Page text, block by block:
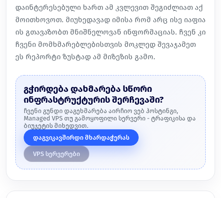
დაინტერესებული ხართ ამ კვლევით შეგიძლიათ აქ
მოითხოვოთ. მიუხედავად იმისა რომ არც ისე იაფია
ის გთავაზობთ მნიშნელოვან ინფორმაციას. ჩვენ კი
ჩვენი მომხმარებლებისთვის მოკლედ შევაჯამეთ
ეს რეპორტი ზუსტად ამ მიზეზის გამო.
გჭირდება დახმარება სწორი
ინფრასტრუქტურის შერჩევაში?
ჩვენი გუნდი დაგეხმარება აირჩიო ვებ ჰოსტინგი,
Managed VPS თუ გამოყოფილი სერვერი - ტრაფიკისა და
ბიუჯეტის მიხედვით.
დაგვიკავშირდი მხარდაჭერას
VPS სერვერები